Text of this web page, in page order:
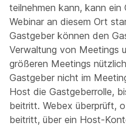
teilnehmen kann, kann
Webinar an diesem Ort
Gastgeber können den
Verwaltung von Meetings
größeren Meetings
Gastgeber nicht im
Host die Gastgeberrolle,
beitritt. Webex überprüft,
beitritt, über ein Host-